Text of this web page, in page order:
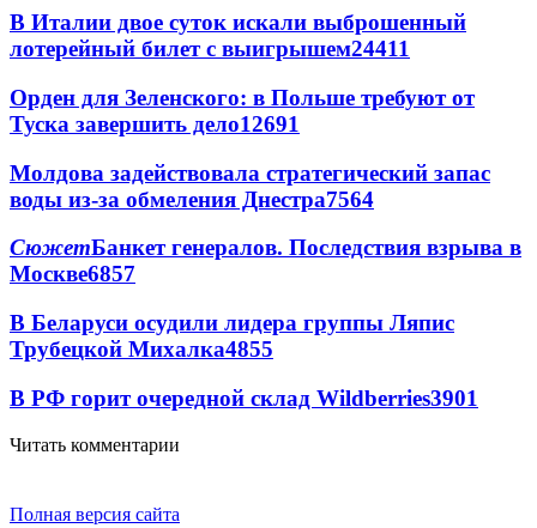
В Италии двое суток искали выброшенный
лотерейный билет с выигрышем24411
Орден для Зеленского: в Польше требуют от
Туска завершить дело12691
Молдова задействовала стратегический запас
воды из-за обмеления Днестра7564
СюжетБанкет генералов. Последствия взрыва в
Москве6857
В Беларуси осудили лидера группы Ляпис
Трубецкой Михалка4855
В РФ горит очередной склад Wildberries3901
Читать комментарии
Полная версия сайта